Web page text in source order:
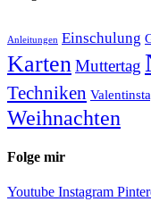
Anleitungen Einschulung
Karten Muttertag
Techniken
Weihnachten
Folge mir
Youtube Instagram